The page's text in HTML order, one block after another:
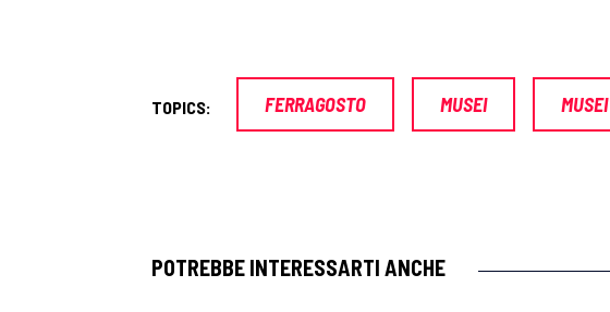
TOPICS: FERRAGOSTO MUSEI
POTREBBE INTERESSARTI ANCHE